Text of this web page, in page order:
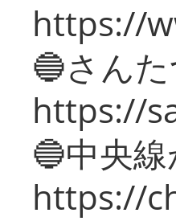
https://
🔵さん
https://
🔵中央
https://